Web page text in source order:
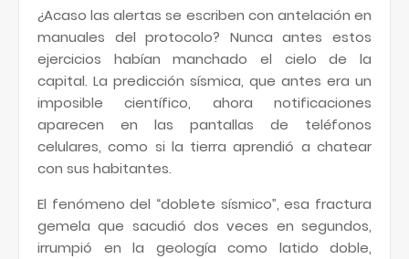
¿Acaso las alertas se escriben con antelación en
manuales del protocolo? Nunca antes estos
ejercicios habían manchado el cielo de la
capital. La predicción sísmica, que antes era un
imposible científico, ahora notificaciones
aparecen en las pantallas de teléfonos
celulares, como si la tierra aprendió a chatear
con sus habitantes.
El fenómeno del “doblete sísmico”, esa fractura
gemela que sacudió dos veces en segundos,
irrumpió en la geología como latido doble,